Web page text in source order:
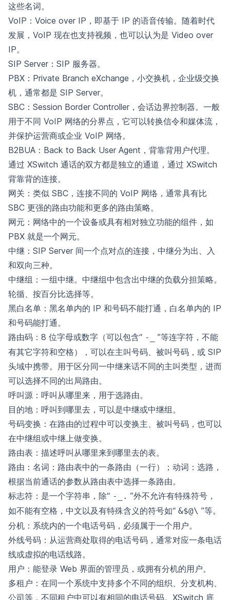
这些名词。
VoIP：Voice over IP，即基于 IP 的语音传输。随着时代
发展，VoIP 现在也支持视频，也可以认为是 Video over
IP。
SIP Server：SIP 服务器。
PBX：Private Branch eXchange，小交换机，企业级交换
机，通常都是 SIP Server。
SBC：Session Border Controller，会话边界控制器。一般
用于不同 VoIP 网络的分界点，它可以转换信令和媒体流，
并保护运营商或企业 VoIP 网络。
B2BUA：Back to Back User Agent，背靠背用户代理。
通过 XSwitch 通话的双方都是独立的通道，通过 XSwitch
背靠背的连接。
网关：类似 SBC，连接不同的 VoIP 网络，通常具有比
SBC 更强的路由功能和更多的路由策略。
网元：网络中的一个设备或具有相对独立功能的组件，如
PBX 就是一个网元。
中继：SIP Server 间一个点对点的连接，中继分为出、入
和双向三种。
中继组：一组中继。中继组中包含出中继的负载分担策略。
轮循、按百分比选择等。
黑白名单：黑名单内的 IP 和号码不能打通，白名单内的 IP
和号码能打通。
路由码：8 位字母或数字（可以包含“ -_
”等连字符，不能
有其它字符和空格），可以在主叫号码、被叫号码，或 SIP
头域中携带。用于区分同一中继来话不同的主叫类型，进而
可以选择不同的出局路由。
呼叫源：呼叫从哪里来，用于选路由。
目的地：呼叫到哪里去，可以是中继或中继组。
号码变换：在路由的过程中可以变换主、被叫号码，也可以
在中继组或中继上做变换。
路由表：描述呼叫从哪里来到哪里去的表。
路由：名词：路由表中的一条路由（一行）；动词：选路，
根据当前通话的参数从路由表中选择一条路由。
标志符：是一个字符串，除“ -_. ”外不允许有特殊符号，
如不能有空格，中文以及有特殊含义的符号如“ &$@\ ”等。
分机：系统内的一个电话号码，必须属于一个用户。
外线号码：从运营商处取得的电话号码，通常对应一条电话
线或虚拟的电话线路。
用户：能登录 Web 界面的管理员，或拥有分机的用户。
多租户：在同一个系统中支持多个不同的组织、分支机构、
公司等，不同租户中可以有相同的电话号码。XSwitch 底